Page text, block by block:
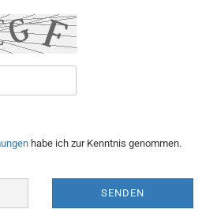
habe ich zur Kenntnis genommen.
SENDEN